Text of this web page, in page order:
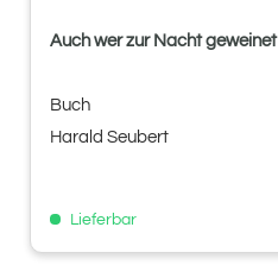
Auch wer zur Nacht geweinet
Buch
Harald Seubert
Lieferbar